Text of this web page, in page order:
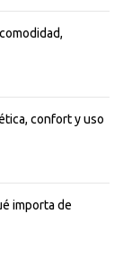
confort y uso
importa de